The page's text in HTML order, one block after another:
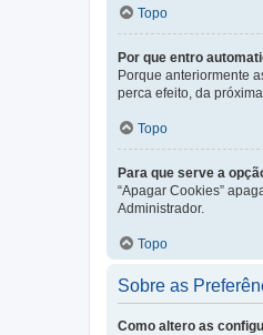
Topo
Por que entro
Porque anteriormente
perca efeito, da
Topo
Para que serve a
“Apagar Cookies”
Administrador.
Topo
Sobre as
Como altero as